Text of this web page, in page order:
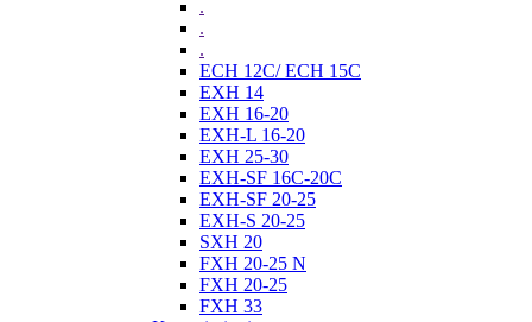
.
.
.
ECH 12C/ ECH 15C
EXH 14
EXH 16-20
EXH-L 16-20
EXH 25-30
EXH-SF 16C-20C
EXH-SF 20-25
EXH-S 20-25
SXH 20
FXH 20-25 N
FXH 20-25
FXH 33